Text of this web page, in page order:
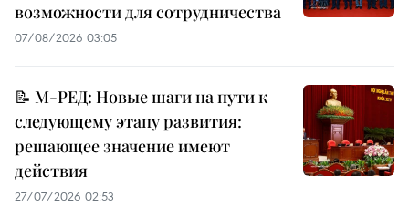
возможности для сотрудничества
07/08/2026 03:05
📝 М-РЕД: Новые шаги на пути к
следующему этапу развития:
решающее значение имеют
действия
27/07/2026 02:53